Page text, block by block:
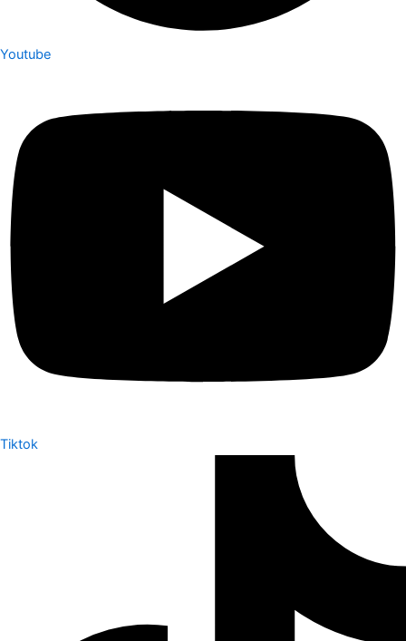
Youtube
Tiktok